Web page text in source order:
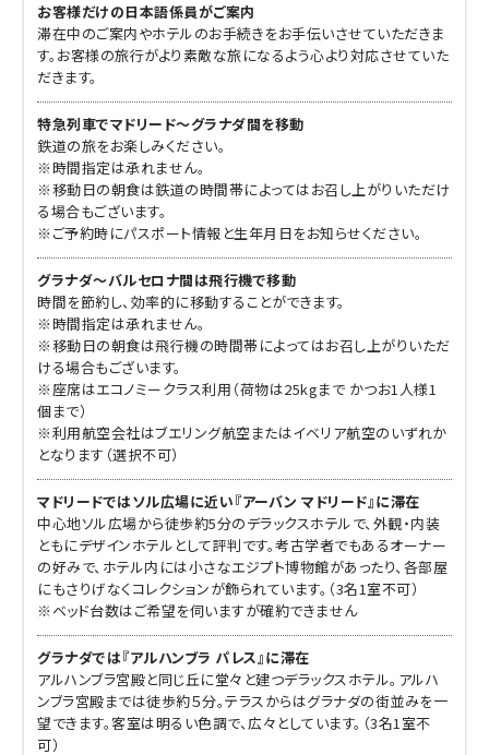
お客様だけの日本語係員がご案内
滞在中のご案内やホテルのお手続きをお手伝いさせていただきま
す。お客様の旅行がより素敵な旅になるよう心より対応させていた
だきます。
特急列車でマドリード～グラナダ間を移動
鉄道の旅をお楽しみください。
※時間指定は承れません。
※移動日の朝食は鉄道の時間帯によってはお召し上がりいただけ
る場合もございます。
※ご予約時にパスポート情報と生年月日をお知らせください。
グラナダ～バルセロナ間は飛行機で移動
時間を節約し、効率的に移動することができます。
※時間指定は承れません。
※移動日の朝食は飛行機の時間帯によってはお召し上がりいただ
ける場合もございます。
※座席はエコノミークラス利用（荷物は25kgまで かつお1人様1
個まで）
※利用航空会社はブエリング航空またはイベリア航空のいずれか
となります（選択不可）
マドリードではソル広場に近い『アーバン マドリード』に滞在
中心地ソル広場から徒歩約5分のデラックスホテルで、外観・内装
ともにデザインホテルとして評判です。考古学者でもあるオーナー
の好みで、ホテル内には小さなエジプト博物館があったり、各部屋
にもさりげなくコレクションが飾られています。（3名1室不可）
※ベッド台数はご希望を伺いますが確約できません
グラナダでは『アルハンブラ パレス』に滞在
アルハンブラ宮殿と同じ丘に堂々と建つデラックスホテル。アルハ
ンブラ宮殿までは徒歩約５分。テラスからはグラナダの街並みを一
望できます。客室は明るい色調で、広々としています。（3名1室不
可）